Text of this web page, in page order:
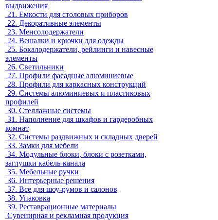
выдвижения
21. Емкости для столовых приборов
22. Декоративные элементы
23. Менсолодержатели
24. Вешалки и крючки для одежды
25. Бокалодержатели, рейлинги и навесные
элементы
26. Светильники
27. Профили фасадные алюминиевые
28. Профили для каркасных конструкций
29. Системы алюминиевых и пластиковых
профилей
30. Стеллажные системы
31. Наполнение для шкафов и гардеробных
комнат
32. Системы раздвижных и складных дверей
33. Замки для мебели
34. Модульные блоки, блоки с розетками,
заглушки кабель-канала
35. Мебельные ручки
36. Интерьерные решения
37. Все для шоу-румов и салонов
38. Упаковка
39. Реставрационные материалы
Сувенирная и рекламная продукция